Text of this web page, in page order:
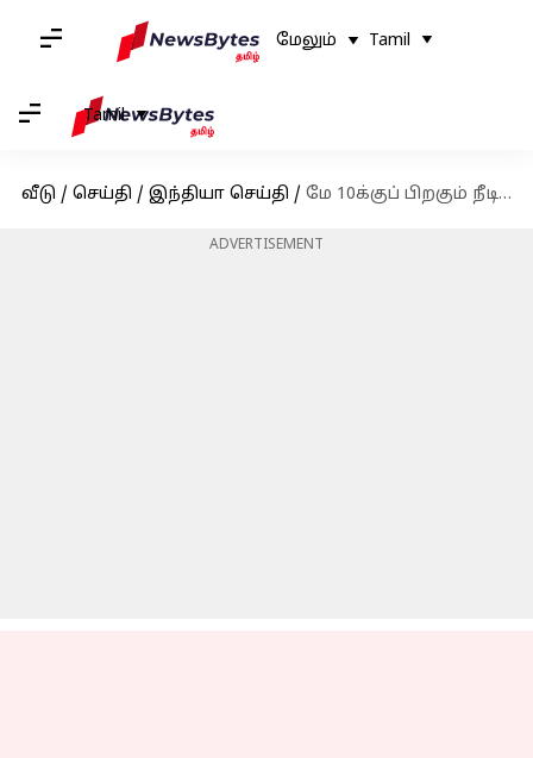
மேலும் Tamil
Tamil
வீடு / செய்தி / இந்தியா செய்தி / மே 10க்குப் பிறகும் நீடித்த ஆபரேஷன் சிந்தூர்; புதிய தகவலை வெளியிட்ட இந்திய ராணுவத் தளபதி
ADVERTISEMENT